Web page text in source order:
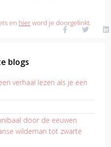
en hierword je doorgelinkt.
blogs
verhaal lezen als je een
door de eeuwen
wildeman tot zwarte